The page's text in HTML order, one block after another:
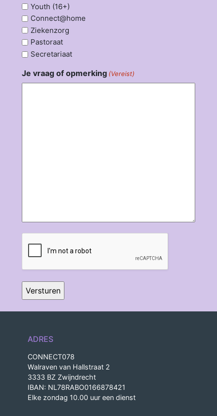
Youth (16+)
Connect@home
Ziekenzorg
Pastoraat
Secretariaat
Je vraag of opmerking (Vereist)
ADRES
CONNECT078
Walraven van Hallstraat 2
3333 BZ Zwijndrecht
IBAN: NL78RABO0166878421
Elke zondag 10.00 uur een dienst